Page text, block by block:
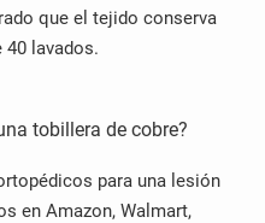
que el tejido conserva
40 lavados.
tobillera de cobre?
para una lesión
en Amazon, Walmart,